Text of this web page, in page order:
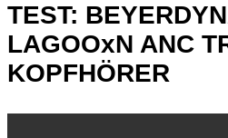
TEST:
LAGOOxN ANC
KOPFHÖRER